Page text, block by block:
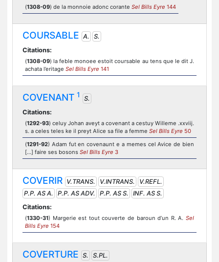
(1308-09) de la monnoie adonc corante Sel Bills Eyre 144
COURSABLE A.
S.
Citations:
(1308-09) la feble monoee estoit coursable au tens que le dit J.
achata l’eritage Sel Bills Eyre 141
COVENANT 1
S.
Citations:
(1292-93) celuy Johan aveyt a covenant a cestuy Willeme .xxviij.
s. a celes teles ke il preyt Alice sa file a femme Sel Bills Eyre 50
(1291-92) Adam fut en covenaunt e a memes cel Avice de bien
[…] faire ses bosons Sel Bills Eyre 3
COVERIR V.TRANS. V.INTRANS.
V.REFL.
P.P. AS A.
P.P. AS ADV. P.P. AS S.
INF. AS S.
Citations:
(1330-31) Margerie est tout couverte de baroun d’un R. A. Sel
Bills Eyre 154
COVERTURE S.
S.PL.